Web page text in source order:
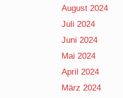
August 2024
Juli 2024
Juni 2024
Mai 2024
April 2024
März 2024